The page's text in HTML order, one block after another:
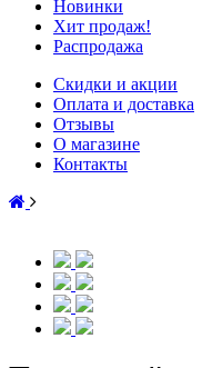
Новинки
Хит продаж!
Распродажа
Скидки и акции
Оплата и доставка
Отзывы
О магазине
Контакты